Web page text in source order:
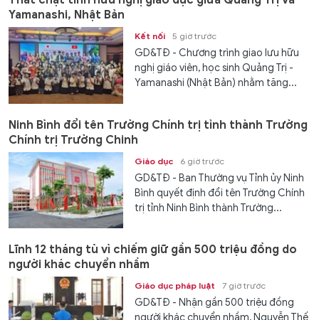
Yamanashi, Nhật Bản
Kết nối 5 giờ trước
GD&TĐ - Chương trình giao lưu hữu
nghị giáo viên, học sinh Quảng Trị -
Yamanashi (Nhật Bản) nhằm tăng...
Ninh Bình đổi tên Trường Chính trị tỉnh thành Trường
Chính trị Trường Chinh
Giáo dục 6 giờ trước
GD&TĐ - Ban Thường vụ Tỉnh ủy Ninh
Bình quyết định đổi tên Trường Chính
trị tỉnh Ninh Bình thành Trường...
Lĩnh 12 tháng tù vì chiếm giữ gần 500 triệu đồng do
người khác chuyển nhầm
Giáo dục pháp luật 7 giờ trước
GD&TĐ - Nhận gần 500 triệu đồng